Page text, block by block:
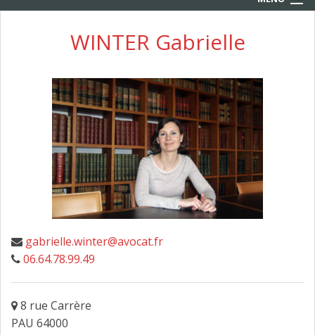
CONSULTATIONS
L’AIDE JURIDICTIONNELLE
FAIRE DESIGNER UN AVOCAT
CONTACT
WINTER Gabrielle
gabrielle.winter@avocat.fr
06.64.78.99.49
8 rue Carrère
PAU 64000